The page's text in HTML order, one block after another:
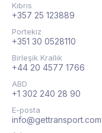
Kıbrıs
+357 25 123889
Portekiz
+351 30 0528110
Birleşik Krallık
+44 20 4577 1766
ABD
+1 302 240 28 90
E-posta
info@gettransport.com